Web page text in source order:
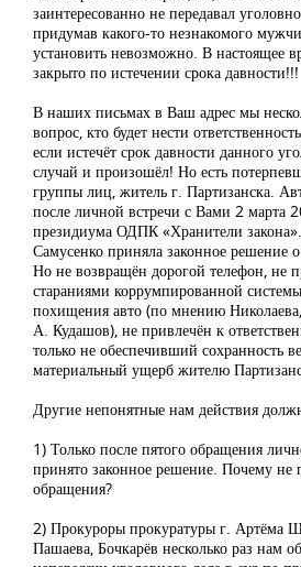
заинтересованно не передавал
придумав какого-то незнакомого
установить невозможно. В настоящее
закрыто по истечении срока давности!!!
В наших письмах в Ваш адрес мы
вопрос, кто будет нести
если истечёт срок давности данного
случай и произошёл! Но есть
группы лиц, житель г. Партизанска.
после личной встречи с Вами 2 марта
президиума ОДПК «Хранители
Самусенко приняла законное решение о
Но не возвращён дорогой телефон, не
стараниями коррумпированной
похищения авто (по мнению
А. Кудашов), не привлечён к
только не обеспечивший сохранность
материальный ущерб жителю
Другие непонятные нам действия
1) Только после пятого обращения
принято законное решение. Почему не
обращения?
2) Прокуроры прокуратуры г. Артёма
Пашаева, Бочкарёв несколько раз нам